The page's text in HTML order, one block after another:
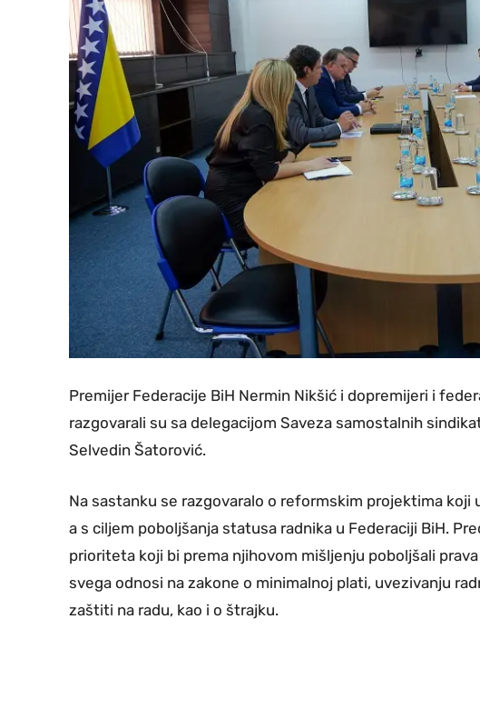
Premijer Federacije BiH Nermin Nikšić i dopremijeri i
razgovarali su sa delegacijom Saveza samostalnih
Selvedin Šatorović.
Na sastanku se razgovaralo o reformskim projektima
a s ciljem poboljšanja statusa radnika u Federaciji BiH.
prioriteta koji bi prema njihovom mišljenju poboljšali
svega odnosi na zakone o minimalnoj plati, uvezivanju
zaštiti na radu, kao i o štrajku.